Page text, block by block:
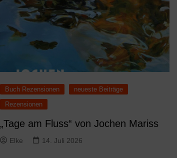
Buch Rezensionen
neueste Beiträge
Rezensionen
„Tage am Fluss“ von Jochen Mariss
Elke 14. Juli 2026